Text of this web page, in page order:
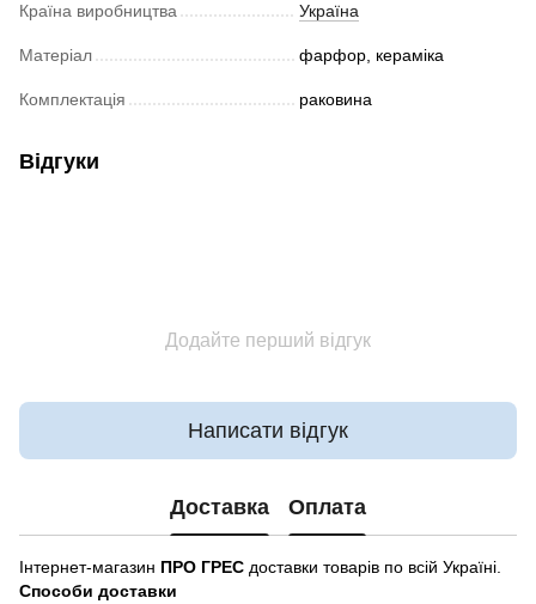
Країна виробництва Україна
Матеріал фарфор, кераміка
Комплектація раковина
Відгуки
Додайте перший відгук
Написати відгук
Доставка Оплата
Інтернет-магазин ПРО ГРЕС доставки товарів по всій Україні.
Способи доставки